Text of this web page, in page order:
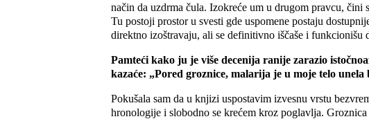
način da uzdrma čula. Izokreće um u drugom pravcu,
Tu postoji prostor u svesti gde uspomene postaju
direktno izoštravaju, ali se definitivno iščaše i funkcionišu
Pamteći kako ju je više decenija ranije zarazio
kazaće: „Pored groznice, malarija je u moje telo
Pokušala sam da u knjizi uspostavim izvesnu vrstu
hronologije i slobodno se krećem kroz poglavlja.